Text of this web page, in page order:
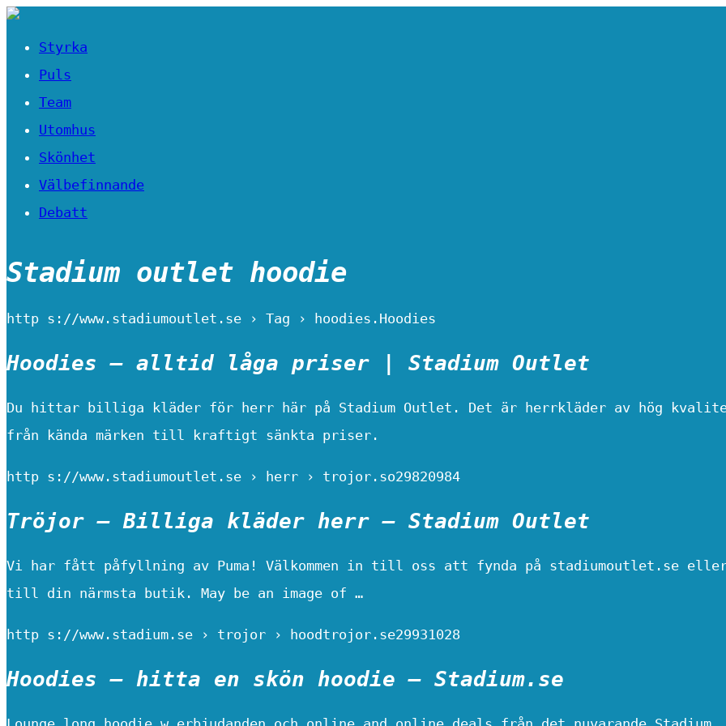
Styrka
Puls
Team
Utomhus
Skönhet
Välbefinnande
Debatt
Stadium outlet hoodie
http s://www.stadiumoutlet.se › Tag › hoodies.Hoodies
Hoodies – alltid låga priser | Stadium Outlet
Du hittar billiga kläder för herr här på Stadium Outlet. Det är herrkläder av hög
från kända märken till kraftigt sänkta priser.
http s://www.stadiumoutlet.se › herr › trojor.so29820984
Tröjor – Billiga kläder herr – Stadium Outlet
Vi har fått påfyllning av Puma! Välkommen in till oss att fynda på stadiumoutlet.se
till din närmsta butik. May be an image of …
http s://www.stadium.se › trojor › hoodtrojor.se29931028
Hoodies – hitta en skön hoodie – Stadium.se